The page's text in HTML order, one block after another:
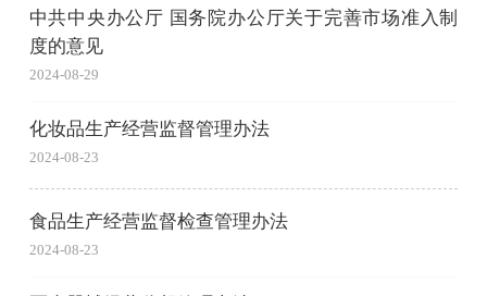
中共中央办公厅 国务院办公厅关于完善市场准入制
度的意见
2024-08-29
化妆品生产经营监督管理办法
2024-08-23
食品生产经营监督检查管理办法
2024-08-23